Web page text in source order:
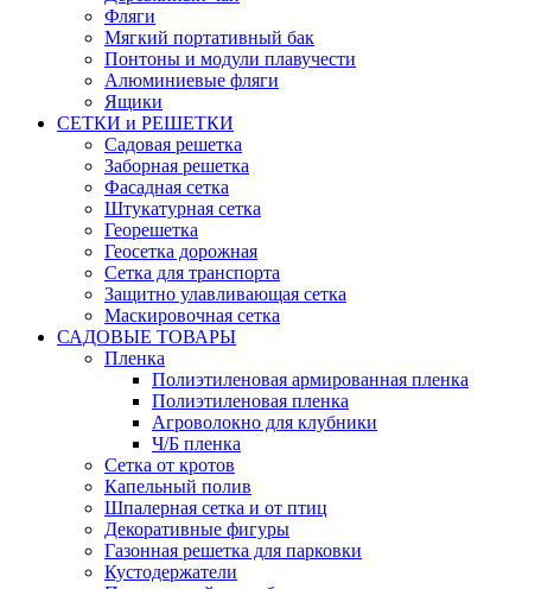
Фляги
Мягкий портативный бак
Понтоны и модули плавучести
Алюминиевые фляги
Ящики
СЕТКИ и РЕШЕТКИ
Садовая решетка
Заборная решетка
Фасадная сетка
Штукатурная сетка
Георешетка
Геосетка дорожная
Сетка для транспорта
Защитно улавливающая сетка
Маскировочная сетка
САДОВЫЕ ТОВАРЫ
Пленка
Полиэтиленовая армированная пленка
Полиэтиленовая пленка
Агроволокно для клубники
Ч/Б пленка
Сетка от кротов
Капельный полив
Шпалерная сетка и от птиц
Декоративные фигуры
Газонная решетка для парковки
Кустодержатели